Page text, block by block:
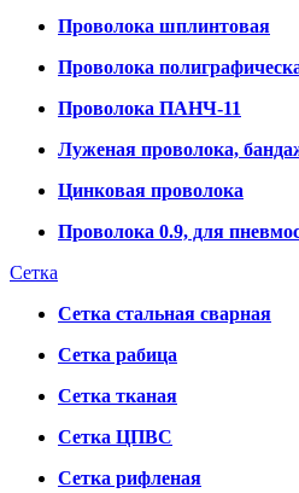
Проволока шплинтовая
Проволока
Проволока ПАНЧ-11
Луженая проволока,
Цинковая проволока
Проволока 0.9, для
Сетка
Сетка стальная сварная
Сетка рабица
Сетка тканая
Сетка ЦПВС
Сетка рифленая